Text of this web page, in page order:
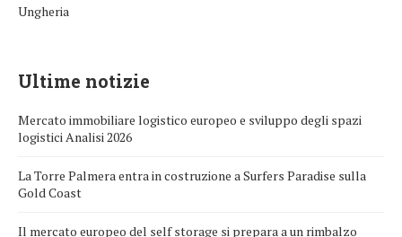
Ungheria
Ultime notizie
Mercato immobiliare logistico europeo e sviluppo degli spazi
logistici Analisi 2026
La Torre Palmera entra in costruzione a Surfers Paradise sulla
Gold Coast
Il mercato europeo del self storage si prepara a un rimbalzo